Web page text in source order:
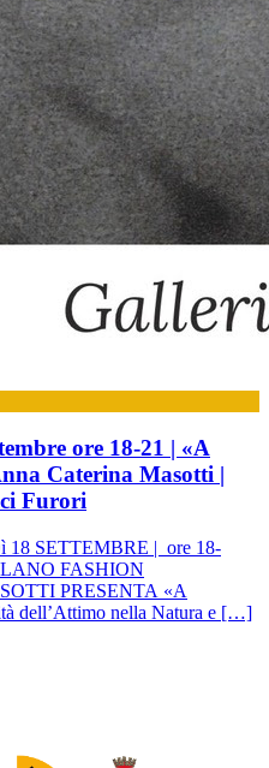
ore 18-21 | «A
Caterina Masotti |
Furori
SETTEMBRE | ore 18-
FASHION
PRESENTA «A
dell’Attimo nella Natura e […]